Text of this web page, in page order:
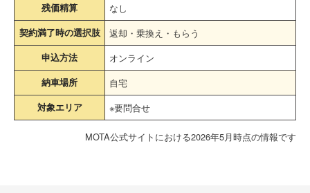
残価精算 なし
契約満了時の選択肢 返却・乗換え・もらう
申込方法 オンライン
納車場所 自宅
対象エリア ※要問合せ
MOTA公式サイトにおける2026年5月時点の情報です